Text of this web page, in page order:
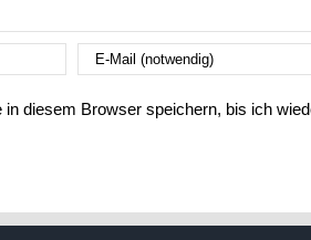
diesem Browser speichern, bis ich